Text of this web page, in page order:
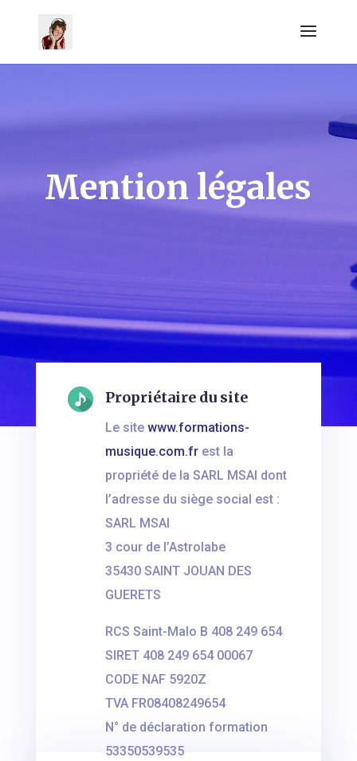
Mention légales
Propriétaire du site
Le site www.formations-
musique.com.frest la
propriété de la SARL MSAI dont
l’adresse du siège social est :
SARL MSAI
3 cour de l’Astrolabe
35430 SAINT JOUAN DES
GUERETS
RCS Saint-Malo B 408 249 654
SIRET 408 249 654 00067
CODE NAF 5920Z
TVA FR08408249654
N° de déclaration formation
53350539535